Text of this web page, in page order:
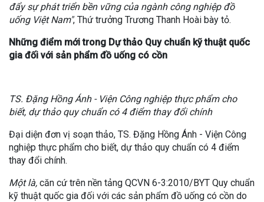
đẩy sự phát triển bền vững của ngành công nghiệp đồ
uống Việt Nam", Thứ trưởng Trương Thanh Hoài bày tỏ.
Những điểm mới trong Dự thảo Quy chuẩn kỹ thuật quốc
gia đối với sản phẩm đồ uống có cồn
TS. Đặng Hồng Ánh - Viện Công nghiệp thực phẩm cho
biết, dự thảo quy chuẩn có 4 điểm thay đổi chính
Đại diện đơn vị soạn thảo, TS. Đặng Hồng Ánh - Viện Công
nghiệp thực phẩm cho biết, dự thảo quy chuẩn có 4 điểm
thay đổi chính.
Một là, căn cứ trên nền tảng QCVN 6-3:2010/BYT Quy chuẩn
kỹ thuật quốc gia đối với các sản phẩm đồ uống có cồn do